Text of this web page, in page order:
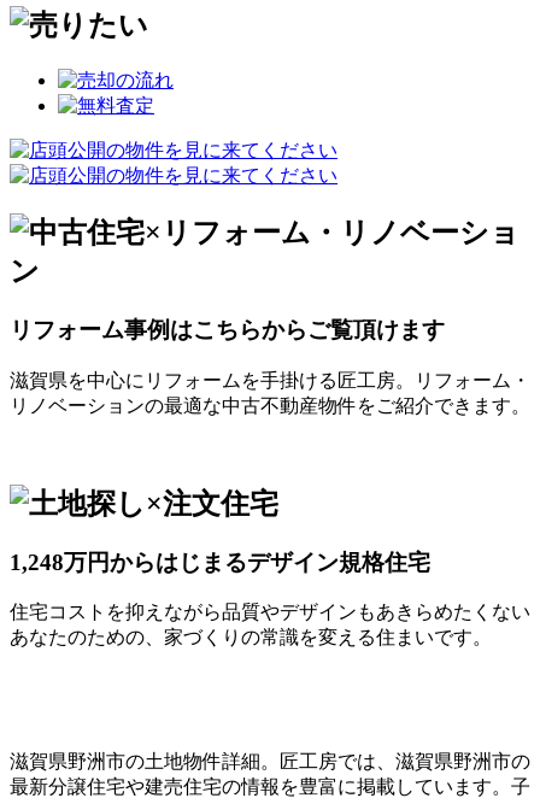
リフォーム事例はこちらからご覧頂けます
滋賀県を中心にリフォームを手掛ける匠工房。リフォーム・
リノベーションの最適な中古不動産物件をご紹介できます。
1,248万円からはじまるデザイン規格住宅
住宅コストを抑えながら品質やデザインもあきらめたくない
あなたのための、家づくりの常識を変える住まいです。
滋賀県野洲市の土地物件詳細。匠工房では、滋賀県野洲市の
最新分譲住宅や建売住宅の情報を豊富に掲載しています。子